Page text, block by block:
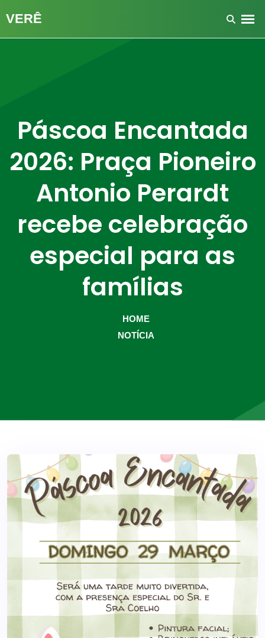
Páscoa Encantada
2026: Praça Pioneiro
Antonio Perardt
recebe celebração
especial para as
famílias
HOME
NOTÍCIA